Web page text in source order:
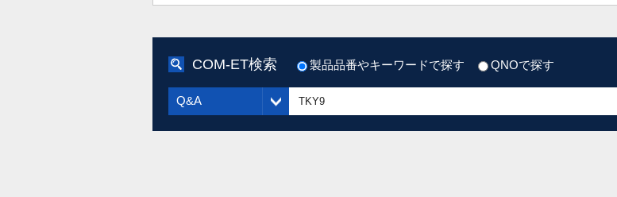
COM-ET検索 製品品番やキーワードで探す QNOで探す
Q&A